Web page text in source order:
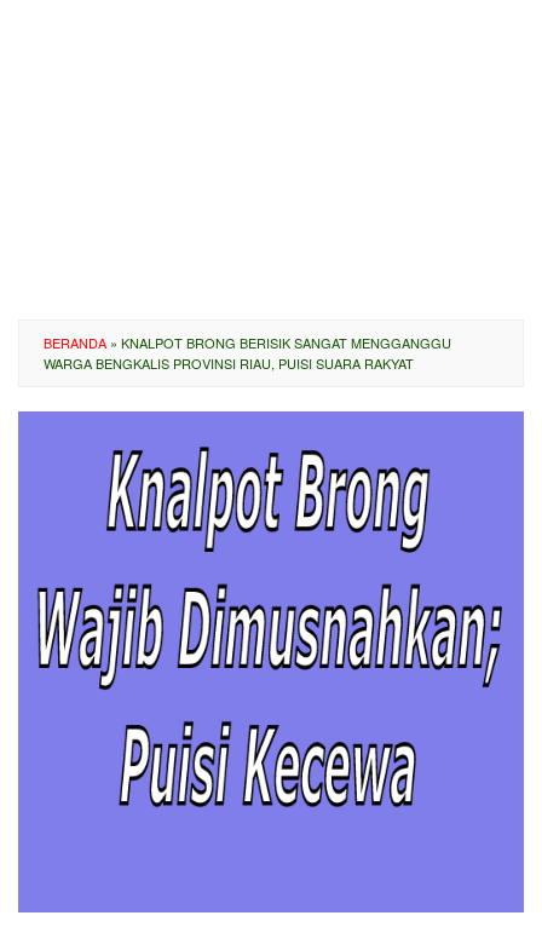
BERANDA » KNALPOT BRONG BERISIK SANGAT MENGGANGGU
WARGA BENGKALIS PROVINSI RIAU, PUISI SUARA RAKYAT